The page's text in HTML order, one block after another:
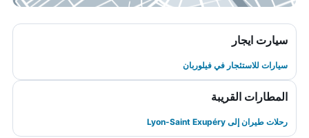
سيارت ايجار
سيارات للاستئجار في فيلوربان
المطارات القريبة
رحلات طيران إلى Lyon-Saint Exupéry